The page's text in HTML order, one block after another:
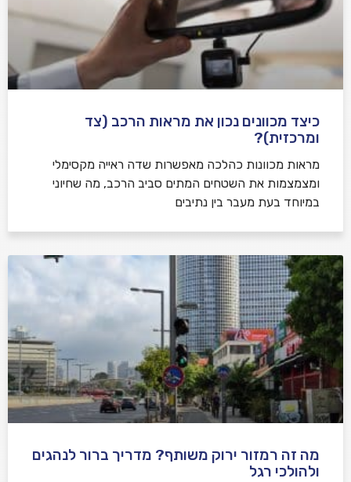
כיצד מכוונים נכון את מראות הרכב (צד
ומרכזית)?
מראות מכוונות כהלכה מאפשרות שדה ראייה מקסימלי
ומצמצמות את השטחים המתים סביב הרכב, מה שחיוני
במיוחד בעת מעבר בין נתיבים
מה זה רמזור ירוק משותף? מדריך ברור לנהגים
ולהולכי רגל